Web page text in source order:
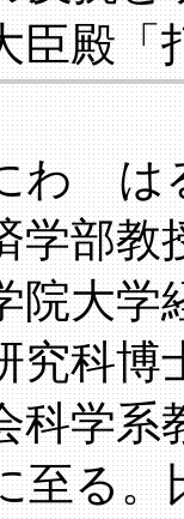
殿「
は
学部
院大学
究科博
科学系
至る